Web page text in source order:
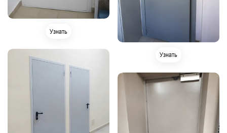
Узнать
Узнать